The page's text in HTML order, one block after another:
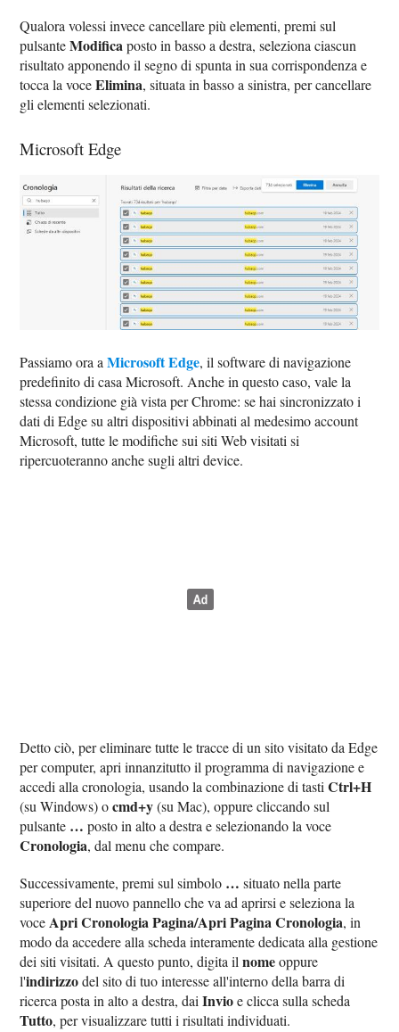
Qualora volessi invece cancellare più elementi, premi sul
pulsanteModificaposto in basso a destra, seleziona ciascun
risultato apponendo il segno di spunta in sua corrispondenza e
tocca la voceElimina, situata in basso a sinistra, per cancellare
gli elementi selezionati.
Microsoft Edge
Passiamo ora aMicrosoft Edge, il software di navigazione
predefinito di casa Microsoft. Anche in questo caso, vale la
stessa condizione già vista per Chrome: se hai sincronizzato i
dati di Edge su altri dispositivi abbinati al medesimo account
Microsoft, tutte le modifiche sui siti Web visitati si
ripercuoteranno anche sugli altri device.
Detto ciò, per eliminare tutte le tracce di un sito visitato da Edge
per computer, apri innanzitutto il programma di navigazione e
accedi alla cronologia, usando la combinazione di tastiCtrl+H
(su Windows) ocmd+y(su Mac), oppure cliccando sul
pulsante … posto in alto a destra e selezionando la voce
Cronologia, dal menu che compare.
Successivamente, premi sul simbolo … situato nella parte
superiore del nuovo pannello che va ad aprirsi e seleziona la
voce Apri Cronologia Pagina/Apri Pagina Cronologia, in
modo da accedere alla scheda interamente dedicata alla gestione
dei siti visitati. A questo punto, digita ilnomeoppure
l'indirizzodel sito di tuo interesse all'interno della barra di
ricerca posta in alto a destra, daiInvioe clicca sulla scheda
Tutto, per visualizzare tutti i risultati individuati.